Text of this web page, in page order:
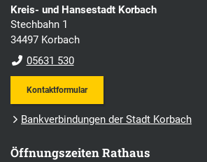
Kreis- und Hansestadt Korbach
Stechbahn 1
34497 Korbach
05631 530
Kontaktformular
Bankverbindungen der Stadt Korbach
Öffnungszeiten Rathaus